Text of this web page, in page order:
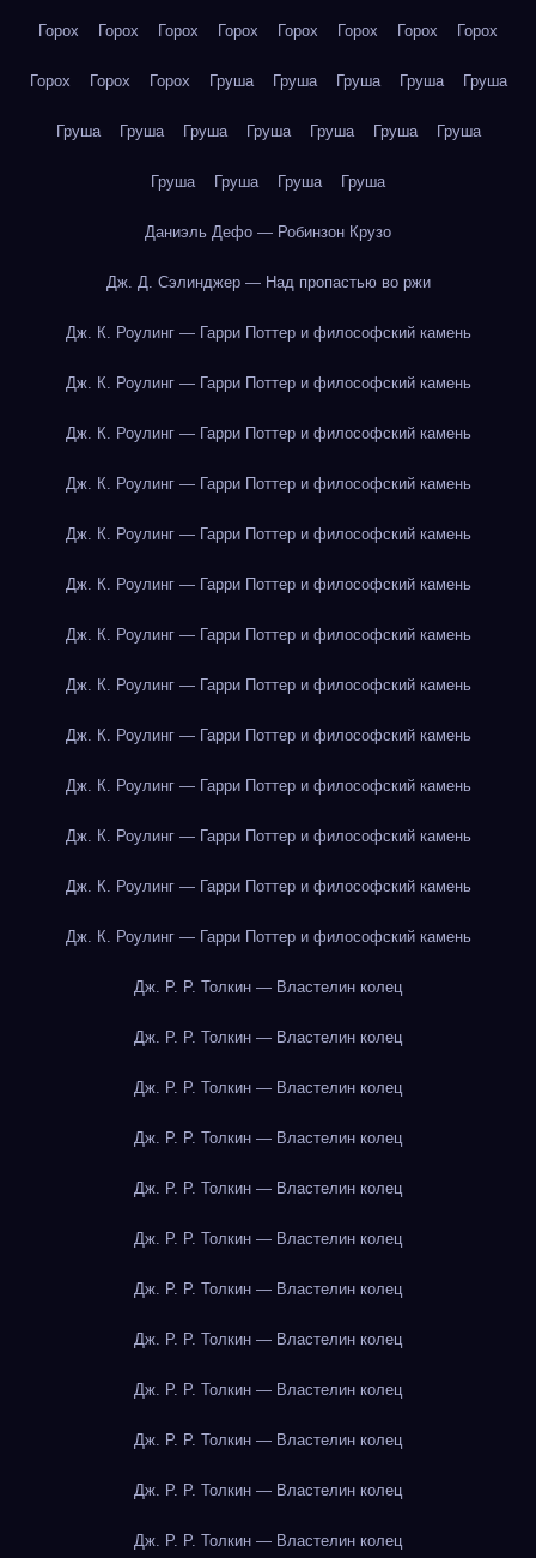
Горох Горох Горох Горох Горох Горох Горох Горох
Горох Горох Горох Груша Груша Груша Груша Груша
Груша Груша Груша Груша Груша Груша Груша
Груша Груша Груша Груша
Даниэль Дефо — Робинзон Крузо
Дж. Д. Сэлинджер — Над пропастью во ржи
Дж. К. Роулинг — Гарри Поттер и философский камень
Дж. К. Роулинг — Гарри Поттер и философский камень
Дж. К. Роулинг — Гарри Поттер и философский камень
Дж. К. Роулинг — Гарри Поттер и философский камень
Дж. К. Роулинг — Гарри Поттер и философский камень
Дж. К. Роулинг — Гарри Поттер и философский камень
Дж. К. Роулинг — Гарри Поттер и философский камень
Дж. К. Роулинг — Гарри Поттер и философский камень
Дж. К. Роулинг — Гарри Поттер и философский камень
Дж. К. Роулинг — Гарри Поттер и философский камень
Дж. К. Роулинг — Гарри Поттер и философский камень
Дж. К. Роулинг — Гарри Поттер и философский камень
Дж. К. Роулинг — Гарри Поттер и философский камень
Дж. Р. Р. Толкин — Властелин колец
Дж. Р. Р. Толкин — Властелин колец
Дж. Р. Р. Толкин — Властелин колец
Дж. Р. Р. Толкин — Властелин колец
Дж. Р. Р. Толкин — Властелин колец
Дж. Р. Р. Толкин — Властелин колец
Дж. Р. Р. Толкин — Властелин колец
Дж. Р. Р. Толкин — Властелин колец
Дж. Р. Р. Толкин — Властелин колец
Дж. Р. Р. Толкин — Властелин колец
Дж. Р. Р. Толкин — Властелин колец
Дж. Р. Р. Толкин — Властелин колец